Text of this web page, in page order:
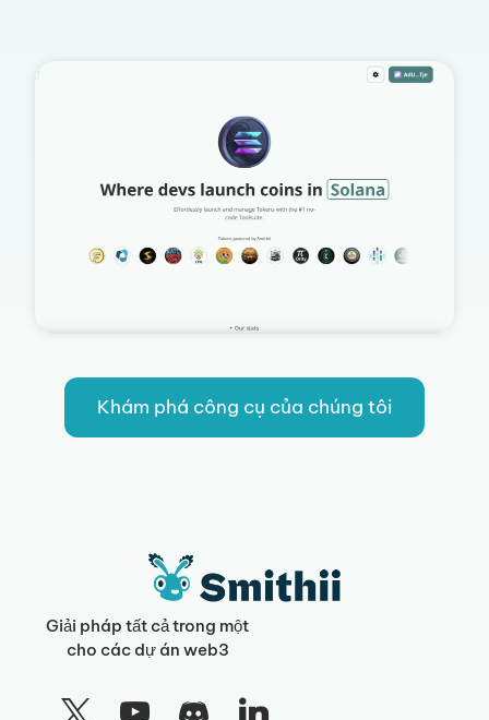
Khám phá công cụ của chúng tôi
Giải pháp tất cả trong một
cho các dự án web3